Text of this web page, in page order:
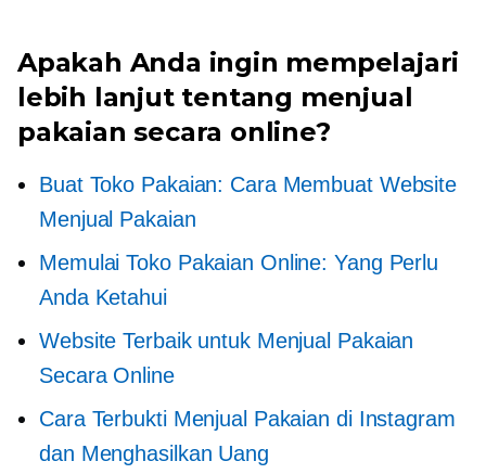
Apakah Anda ingin mempelajari
lebih lanjut tentang menjual
pakaian secara online?
Buat Toko Pakaian: Cara Membuat Website
Menjual Pakaian
Memulai Toko Pakaian Online: Yang Perlu
Anda Ketahui
Website Terbaik untuk Menjual Pakaian
Secara Online
Cara Terbukti Menjual Pakaian di Instagram
dan Menghasilkan Uang